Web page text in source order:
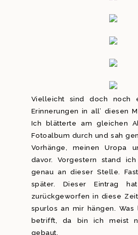
Vielleicht sind doch noch
Erinnerungen in all’ diesen
Ich blätterte am gleichen
Fotoalbum durch und sah
Vorhänge, meinen Uropa
davor. Vorgestern stand
genau an dieser Stelle.
später. Dieser Eintrag
zurückgeworfen in diese
spurlos an mir hängen. Was
betrifft, da bin ich meist
gebaut.